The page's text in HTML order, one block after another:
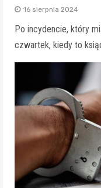
16 sierpnia 2024
Po incydencie, który
czwartek, kiedy to